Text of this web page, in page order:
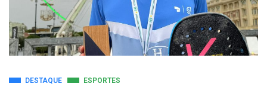
DESTAQUE ESPORTES